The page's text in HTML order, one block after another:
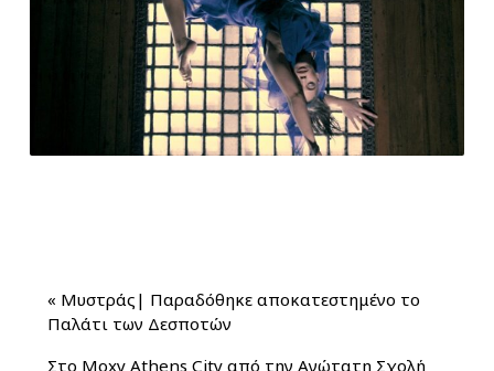
« Μυστράς| Παραδόθηκε αποκατεστημένο το
Παλάτι των Δεσποτών
Στο Moxy Athens City από την Ανώτατη Σχολή